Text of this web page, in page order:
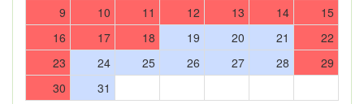
9
10 11 12 13 14
15
16
17 18 19 20 21
22
23
24 25 26 27 28
29
30
31